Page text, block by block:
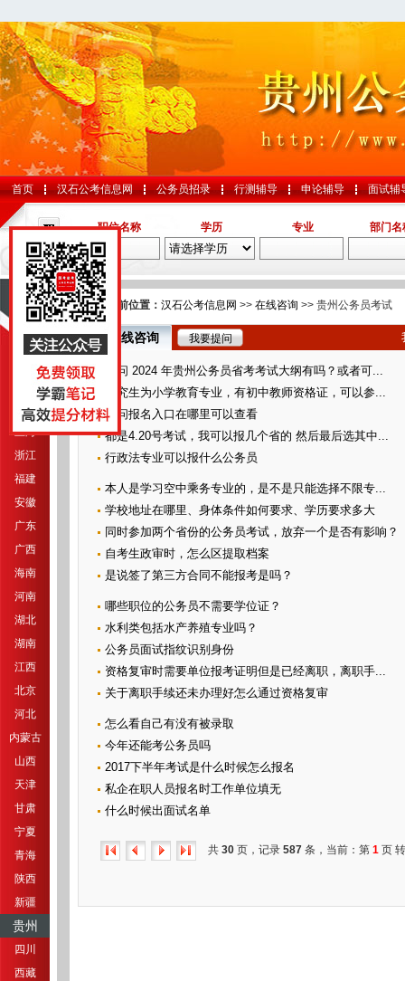
首页 汉石公考信息网 公务员招录 行测辅导 申论辅导 面试辅
职位名称 学历 专业 部门名
导航
江苏
上海
浙江
福建
安徽
广东
广西
海南
河南
湖北
湖南
江西
北京
河北
内蒙古
山西
天津
甘肃
宁夏
青海
陕西
新疆
贵州
四川
西藏
您的当前位置： 汉石公考信息网 >> 在线咨询 >> 贵州公务员考试
在线咨询 我要提问
请问 2024 年贵州公务员省考考试大纲有吗？或者可...
研究生为小学教育专业，有初中教师资格证，可以参...
请问报名入口在哪里可以查看
都是4.20号考试，我可以报几个省的 然后最后选其中...
行政法专业可以报什么公务员
本人是学习空中乘务专业的，是不是只能选择不限专...
学校地址在哪里、身体条件如何要求、学历要求多大
同时参加两个省份的公务员考试，放弃一个是否有影响？
自考生政审时，怎么区提取档案
是说签了第三方合同不能报考是吗？
哪些职位的公务员不需要学位证？
水利类包括水产养殖专业吗？
公务员面试指纹识别身份
资格复审时需要单位报考证明但是已经离职，离职手...
关于离职手续还未办理好怎么通过资格复审
怎么看自己有没有被录取
今年还能考公务员吗
2017下半年考试是什么时候怎么报名
私企在职人员报名时工作单位填无
什么时候出面试名单
共 30 页，记录 587 条，当前：第 1 页